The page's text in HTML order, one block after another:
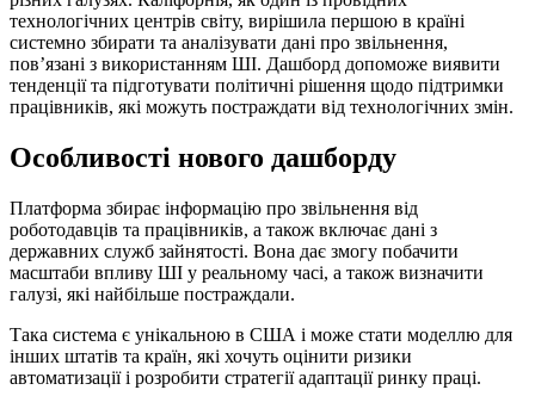
технологічних центрів світу, вирішила першою в країні
системно збирати та аналізувати дані про звільнення,
пов’язані з використанням ШІ. Дашборд допоможе виявити
тенденції та підготувати політичні рішення щодо підтримки
працівників, які можуть постраждати від технологічних змін.
Особливості нового дашборду
Платформа збирає інформацію про звільнення від
роботодавців та працівників, а також включає дані з
державних служб зайнятості. Вона дає змогу побачити
масштаби впливу ШІ у реальному часі, а також визначити
галузі, які найбільше постраждали.
Така система є унікальною в США і може стати моделлю для
інших штатів та країн, які хочуть оцінити ризики
автоматизації і розробити стратегії адаптації ринку праці.